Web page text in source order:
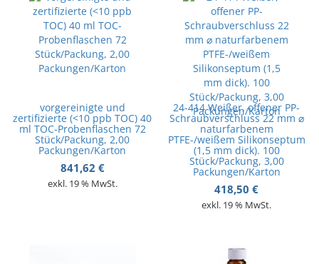
vorgereinigte und
zertifizierte (<10 ppb TOC) 40
ml TOC-Probenflaschen 72
Stück/Packung, 2,00
Packungen/Karton
841,62 €
exkl. 19 % MwSt.
24-414 Weißer, offener PP-
Schraubverschluss 22 mm ⌀
naturfarbenem
PTFE-/weißem Silikonseptum
(1,5 mm dick). 100
Stück/Packung, 3,00
Packungen/Karton
418,50€
exkl. 19 % MwSt.